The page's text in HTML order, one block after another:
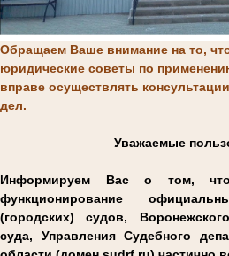
Обращаем Ваше внимание на то,
юридические советы по
вправе осуществлять
дел.
Уважаемые
Информируем Вас о том, что
функционирование
(городских) судов,
суда, Управления Судебного